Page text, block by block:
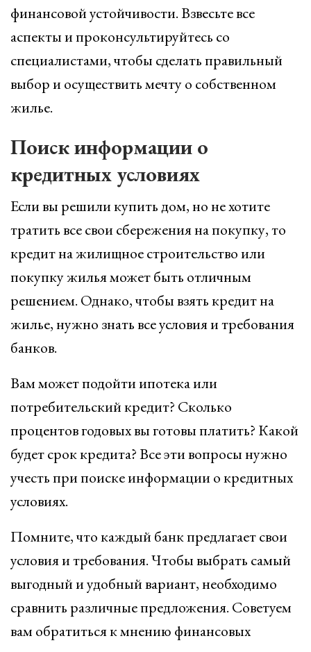
финансовой устойчивости. Взвесьте все
аспекты и проконсультируйтесь со
специалистами, чтобы сделать правильный
выбор и осуществить мечту о собственном
жилье.
Поиск информации о
кредитных условиях
Если вы решили купить дом, но не хотите
тратить все свои сбережения на покупку, то
кредит на жилищное строительство или
покупку жилья может быть отличным
решением. Однако, чтобы взять кредит на
жилье, нужно знать все условия и требования
банков.
Вам может подойти ипотека или
потребительский кредит? Сколько
процентов годовых вы готовы платить? Какой
будет срок кредита? Все эти вопросы нужно
учесть при поиске информации о кредитных
условиях.
Помните, что каждый банк предлагает свои
условия и требования. Чтобы выбрать самый
выгодный и удобный вариант, необходимо
сравнить различные предложения. Советуем
вам обратиться к мнению финансовых